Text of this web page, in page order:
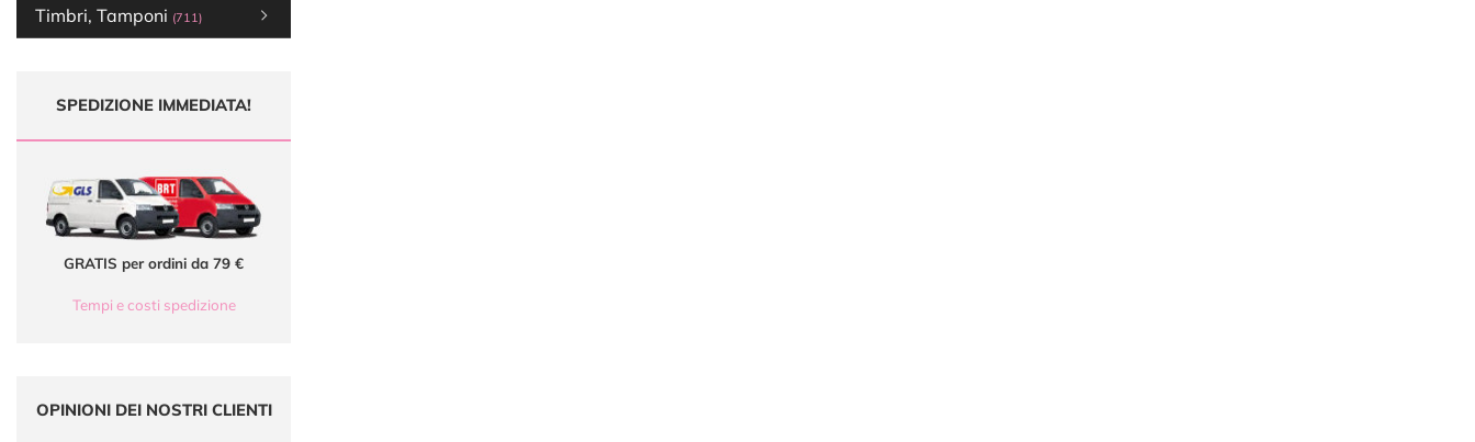
Timbri, Tamponi (711)
SPEDIZIONE IMMEDIATA!
GRATIS per ordini da 79 €
Tempi e costi spedizione
OPINIONI DEI NOSTRI CLIENTI